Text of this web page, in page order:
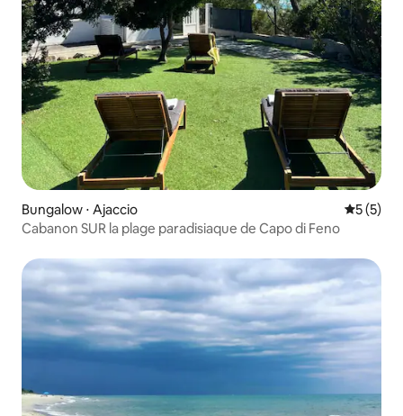
Bungalow ⋅ Ajaccio
5 (5)
Cabanon SUR la plage paradisiaque de Capo di Feno